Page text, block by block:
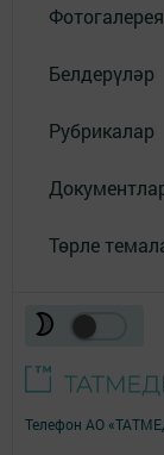
Фотогалерея
Белдерүләр
Рубрикалар
Төрле
Телефон АО